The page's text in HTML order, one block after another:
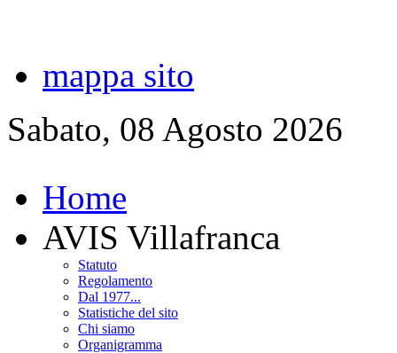
mappa sito
Sabato, 08 Agosto 2026
Home
AVIS Villafranca
Statuto
Regolamento
Dal 1977...
Statistiche del sito
Chi siamo
Organigramma